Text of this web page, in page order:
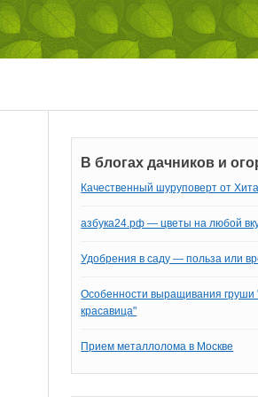
В блогах дачников и
Качественный шуруповерт от
азбука24.рф — цветы на любой
Удобрения в саду — польза или
Особенности выращивания груши
красавица"
Прием металлолома в Москве